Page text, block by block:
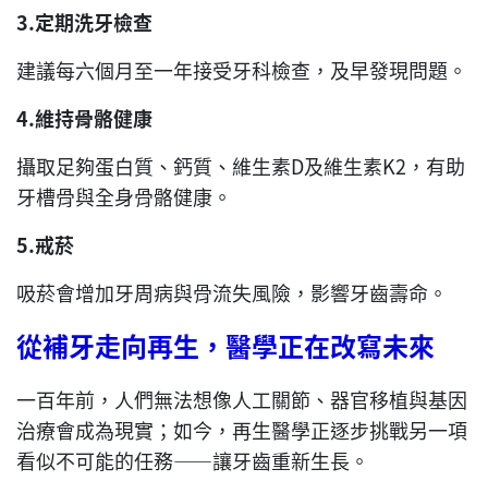
3.定期洗牙檢查
建議每六個月至一年接受牙科檢查，及早發現問題。
4.維持骨骼健康
攝取足夠蛋白質、鈣質、維生素D及維生素K2，有助
牙槽骨與全身骨骼健康。
5.戒菸
吸菸會增加牙周病與骨流失風險，影響牙齒壽命。
從補牙走向再生 ， 醫學正在改寫未來
一百年前，人們無法想像人工關節、器官移植與基因
治療會成為現實；如今，再生醫學正逐步挑戰另一項
看似不可能的任務——讓牙齒重新生長。